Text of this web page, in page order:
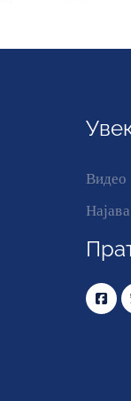
Видео